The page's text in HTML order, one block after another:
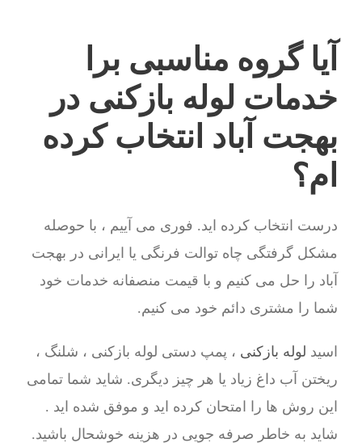
آیا گروه مناسبی برا
خدمات لوله بازکنی در
بهجت آباد انتخاب کرده
ام؟
درست انتخاب کرده اید. فوری می آییم ، با حوصله
مشکل گرفتگی چاه توالت فرنگی یا ایرانی در بهجت
آباد را حل می کنیم و با قیمت منصفانه خدمات خود
شما را مشتری دائم خود می کنیم.
اسید لوله بازکنی ، پمپ دستی لوله بازکنی ، شلنگ ،
ریختن آب داغ زیاد یا هر چیز دیگری. شاید شما تمامی
این روش ها را امتحان کرده اید و موفق شده اید .
شاید به خاطر صرفه جویی در هزینه خوشحال باشید.